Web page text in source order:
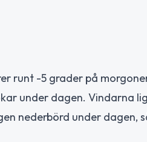
runt -5 grader på
under dagen. Vindarna
nederbörd under dagen,